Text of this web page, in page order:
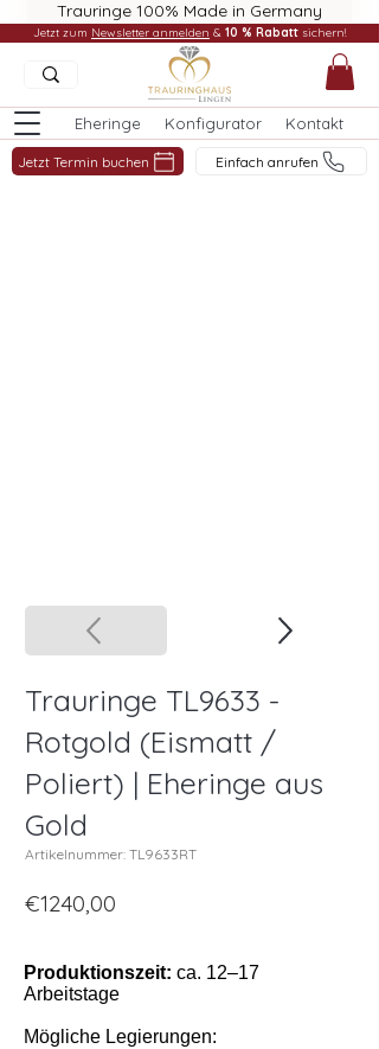
Trauringe 100% Made in Germany
Eheringe Konfigurator Kontakt
Jetzt Termin buchen Einfach anrufen
Jetzt zum Newsletter anmelden & 10 % Rabatt sichern!
Trauringe TL9633 -
Rotgold (Eismatt /
Poliert) | Eheringe aus
Gold
Artikelnummer: TL9633RT
€1240,00
Produktionszeit: ca. 12–17
Arbeitstage
Mögliche Legierungen: